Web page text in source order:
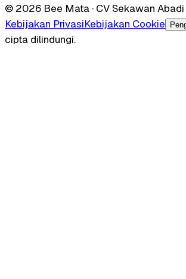
© 2026 Bee Mata · CV Sekawan
Kebijakan PrivasiKebijakan Cookie
cipta dilindungi.